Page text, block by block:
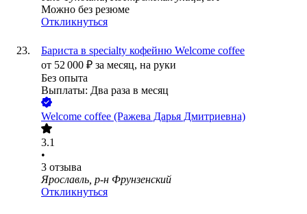
Можно без резюме
Откликнуться
Бариста в specialty кофейню Welcome coffee
от 52 000 ₽ за месяц, на руки
Без опыта
Выплаты: Два раза в месяц
Welcome coffee (Ражева Дарья Дмитриевна)
3.1
•
3 отзыва
Ярославль, р-н Фрунзенский
Откликнуться